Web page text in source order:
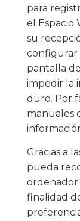
para
el Espacio
su
configurar
pantalla
impedir la
duro. Por
manuales
Gracias a
pueda
ordenador
finalidad